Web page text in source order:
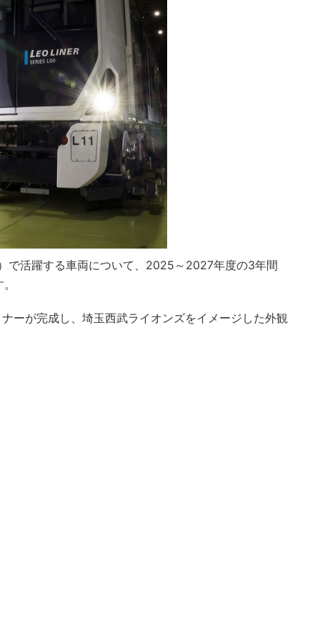
で活躍する車両について、2025～2027年度の3年間
ーが完成し、埼玉西武ライオンズをイメージした外観